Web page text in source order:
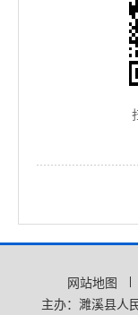
网站地图
主办：濉溪县人